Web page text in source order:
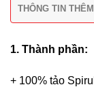
THÔNG TIN THÊM
1. Thành phần:
+ 100% tảo